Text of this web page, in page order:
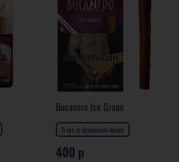
Bucanero Ice Grape
5 шт. в бумажной пачке
400 р